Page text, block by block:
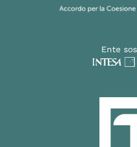
Ente